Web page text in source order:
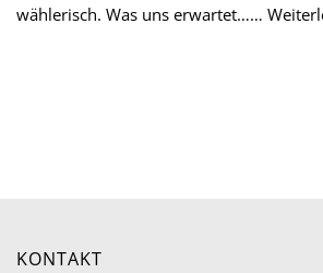
wählerisch. Was uns erwartet……
KONTAKT